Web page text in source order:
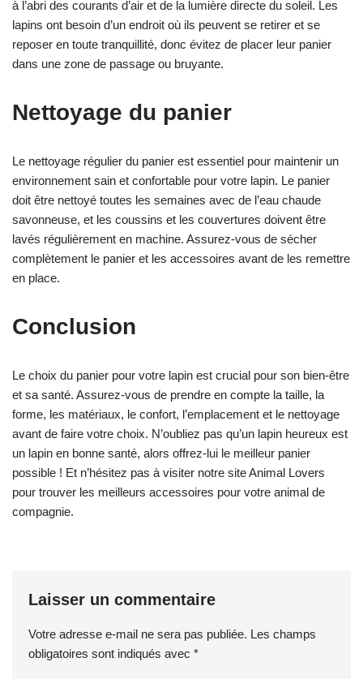
à l’abri des courants d’air et de la lumière directe du soleil. Les
lapins ont besoin d’un endroit où ils peuvent se retirer et se
reposer en toute tranquillité, donc évitez de placer leur panier
dans une zone de passage ou bruyante.
Nettoyage du panier
Le nettoyage régulier du panier est essentiel pour maintenir un
environnement sain et confortable pour votre lapin. Le panier
doit être nettoyé toutes les semaines avec de l’eau chaude
savonneuse, et les coussins et les couvertures doivent être
lavés régulièrement en machine. Assurez-vous de sécher
complètement le panier et les accessoires avant de les remettre
en place.
Conclusion
Le choix du panier pour votre lapin est crucial pour son bien-être
et sa santé. Assurez-vous de prendre en compte la taille, la
forme, les matériaux, le confort, l’emplacement et le nettoyage
avant de faire votre choix. N’oubliez pas qu’un lapin heureux est
un lapin en bonne santé, alors offrez-lui le meilleur panier
possible ! Et n’hésitez pas à visiter notre site Animal Lovers
pour trouver les meilleurs accessoires pour votre animal de
compagnie.
Laisser un commentaire
Votre adresse e-mail ne sera pas publiée. Les champs
obligatoires sont indiqués avec *